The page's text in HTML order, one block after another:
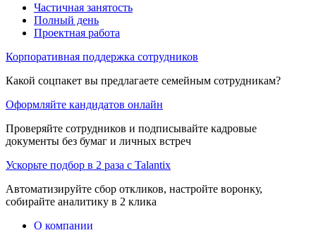
Частичная занятость
Полный день
Проектная работа
Корпоративная поддержка сотрудников
Какой соцпакет вы предлагаете семейным сотрудникам?
Оформляйте кандидатов онлайн
Проверяйте сотрудников и подписывайте кадровые
документы без бумаг и личных встреч
Ускорьте подбор в 2 раза с Talantix
Автоматизируйте сбор откликов, настройте воронку,
собирайте аналитику в 2 клика
О компании